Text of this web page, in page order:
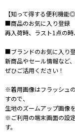
【知って得する便利機能◎
■商品のお気に入り登録
再入荷時、ラスト1点の時
■ブランドのお気に入り
新商品やセール情報など
ぜひご活用ください！
※着用画像はフラッシュ
すので、
生地のズームアップ画像
※ご利用の端末画面の設
す。